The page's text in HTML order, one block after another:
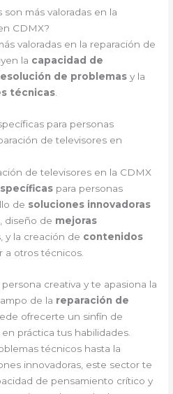
más valoradas en la
CDMX?
valoradas en la reparación de
la capacidad de
de problemas y la
técnicas.
para personas
de televisores en
de televisores en la CDMX
para personas
de soluciones innovadoras
diseño de mejoras
y la creación de contenidos
a otros técnicos.
creativa y te apasiona la
de la reparación de
ofrecerte un sinfín de
práctica tus habilidades.
técnicos hasta la
innovadoras, este sector te
de pensamiento crítico y